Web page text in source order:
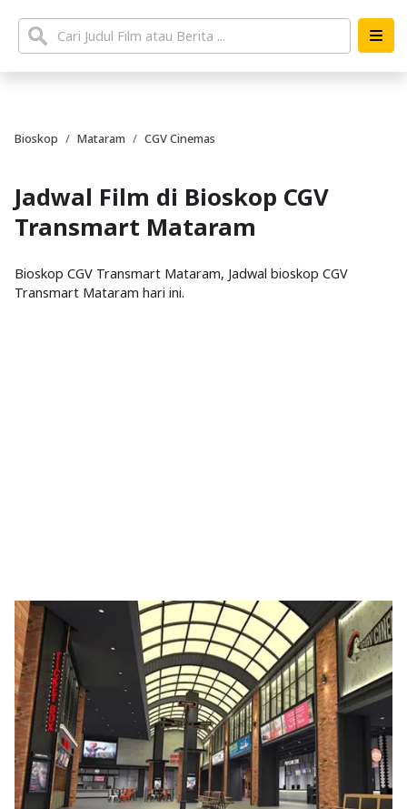
Bioskop Mataram CGV Cinemas
Jadwal Film di Bioskop CGV
Transmart Mataram
Bioskop CGV Transmart Mataram, Jadwal bioskop CGV
Transmart Mataram hari ini.